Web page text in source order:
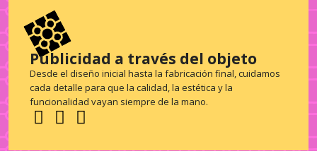
Publicidad a través del objeto
Desde el diseño inicial hasta la fabricación final, cuidamos
cada detalle para que la calidad, la estética y la
funcionalidad vayan siempre de la mano.